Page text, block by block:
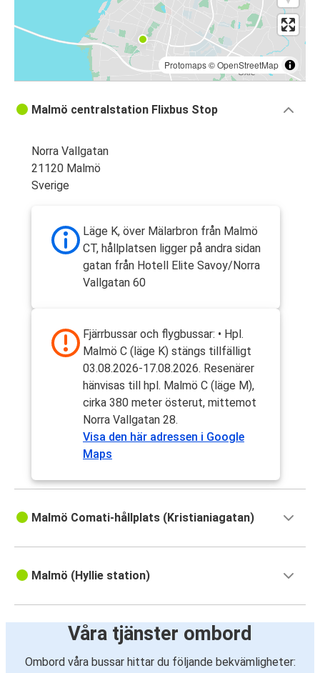
Protomaps©OpenStreetMap
Malmö centralstation Flixbus Stop
Norra Vallgatan
21120 Malmö
Sverige
Läge K, över Mälarbron från Malmö
CT, hållplatsen ligger på andra sidan
gatan från Hotell Elite Savoy/Norra
Vallgatan 60
Fjärrbussar och flygbussar: • Hpl.
Malmö C (läge K) stängs tillfälligt
03.08.2026-17.08.2026. Resenärer
hänvisas till hpl. Malmö C (läge M),
cirka 380 meter österut, mittemot
Norra Vallgatan 28.
Visa den här adressen i Google
Maps
Malmö Comati-hållplats (Kristianiagatan)
Malmö (Hyllie station)
Våra tjänster ombord
Ombord våra bussar hittar du följande bekvämligheter: